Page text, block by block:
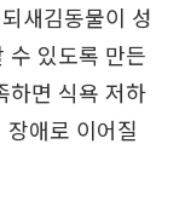
새김동물이 성
수 있도록 만든
하면 식욕 저하
애로 이어질